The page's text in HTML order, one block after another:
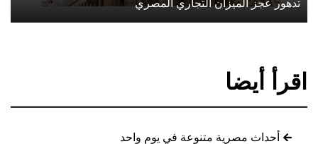
تدهور عجز الميزان التجاري المصري
اقرأ أيضا
أحداث مصرية متنوعة في يوم واحد